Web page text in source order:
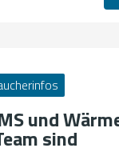
und
sind